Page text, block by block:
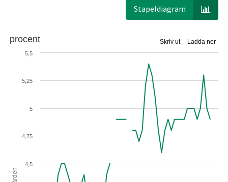
Stapeldiagram
Ladda ner
Skriv ut
Värden
procent
4,5
4,75
5
5,25
5,5